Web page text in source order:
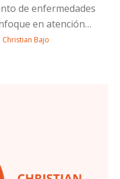
de enfermedades
en atención
Christian Bajo